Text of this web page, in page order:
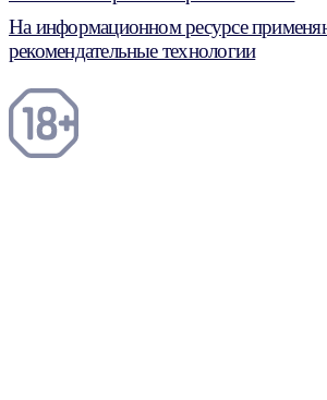
На информационном ресурсе
рекомендательные технологии